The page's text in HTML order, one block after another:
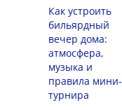
Как устроить
бильярдный
вечер дома:
атмосфера,
музыка и
правила мини-
турнира